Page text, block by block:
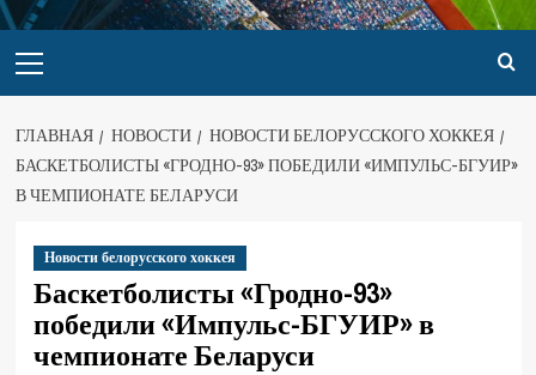
ГЛАВНАЯ НОВОСТИ
НОВОСТИ БЕЛОРУССКОГО ХОККЕЯ
БАСКЕТБОЛИСТЫ «ГРОДНО-93» ПОБЕДИЛИ «ИМПУЛЬС-БГУИР»
В ЧЕМПИОНАТЕ БЕЛАРУСИ
Новости белорусского хоккея
Баскетболисты «Гродно-93»
победили «Импульс-БГУИР» в
чемпионате Беларуси